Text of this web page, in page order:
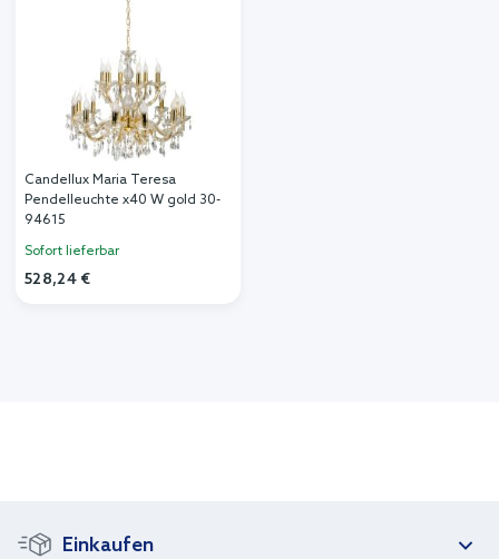
Candellux Maria Teresa
Pendelleuchte x40 W gold 30-
94615
Sofort lieferbar
528,24 €
Einkaufen